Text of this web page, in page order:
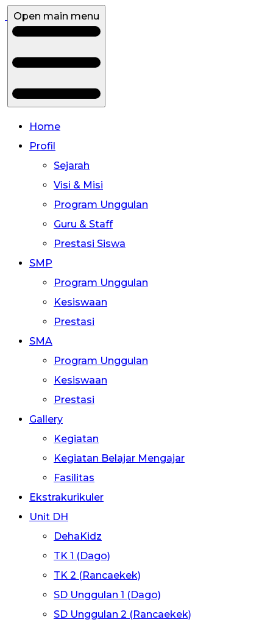
Open main menu
Home
Profil
Sejarah
Visi & Misi
Program Unggulan
Guru & Staff
Prestasi Siswa
SMP
Program Unggulan
Kesiswaan
Prestasi
SMA
Program Unggulan
Kesiswaan
Prestasi
Gallery
Kegiatan
Kegiatan Belajar Mengajar
Fasilitas
Ekstrakurikuler
Unit DH
DehaKidz
TK 1 (Dago)
TK 2 (Rancaekek)
SD Unggulan 1 (Dago)
SD Unggulan 2 (Rancaekek)